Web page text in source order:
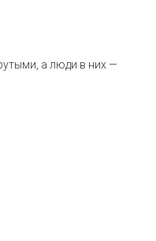
а люди в них —